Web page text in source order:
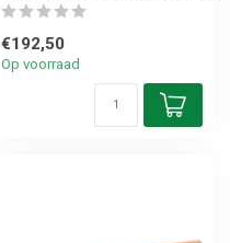
€192,50
Op voorraad